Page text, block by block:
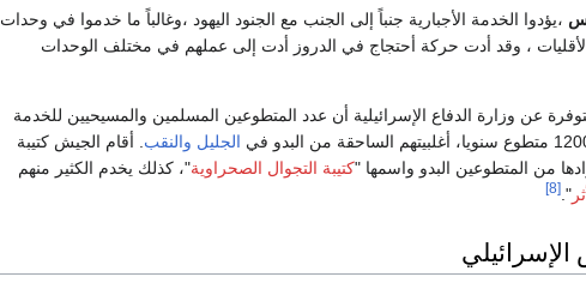
،يؤدوا الخدمة الأجبارية جنباً إلى الجنب مع الجنود اليهود ،وغالباً ما خدموا في وحدات
، وقد أدت حركة أحتجاج في الدروز أدت إلى عملهم في مختلف الوحدات
عن وزارة الدفاع الإسرائيلية أن عدد المتطوعين المسلمين والمسيحيين للخدمة
الجليل والنقب. أقام الجيش كتيبة
من المتطوعين البدو واسمها "كتيبة التجوال الصحراوية"، كذلك يخدم الكثير منهم
".
[8]